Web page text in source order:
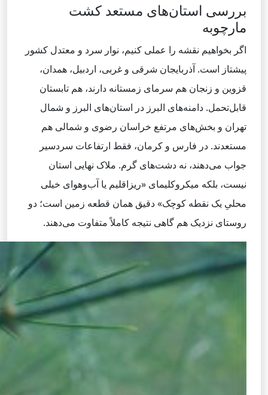
بررسی استان‌های مستعد کشت
مارچوبه
اگر بخواهیم نقشه را عملی کنیم، نوار سرد و معتدل کشور
پیشتاز است. آذربایجان شرقی و غربی، اردبیل، همدان،
قزوین و زنجان هم سرمای زمستانه دارند، هم تابستان
قابل‌تحمل. دامنه‌های البرز در استان‌های البرز و شمال
تهران و بخش‌های مرتفع خراسان رضوی و شمالی هم
مستعدند. در فارس و کرمان، فقط ارتفاعات سردسیر
جواب می‌دهند، نه دشت‌های گرم. ملاک نهایی استان
نیست، بلکه میکروکلیمای «ریزاقلیم یا آب‌وهوای خیلی
محلیِ یک نقطه کوچک» دقیق همان قطعه زمین است؛ دو
روستای نزدیک هم گاهی نتیجه کاملاً متفاوت می‌دهند.